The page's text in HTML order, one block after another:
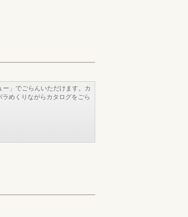
」でごらんいただけます。カ
めくりながらカタログをごら